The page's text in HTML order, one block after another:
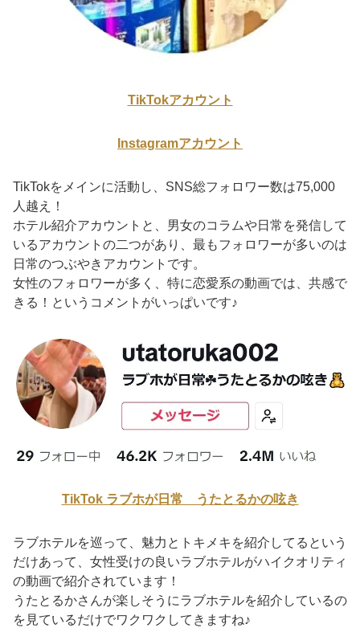
TikTokアカウント
Instagramアカウント
TikTokをメインに活動し、SNS総フォロワー数は75,000
人越え！
ホテル紹介アカウントと、男女のコラムや日常を発信して
いるアカウントの二つがあり、最もフォロワーが多いのは
日常のつぶやきアカウントです。
女性のフォロワーが多く、特に恋愛系の動画では、共感で
きる！というコメントがいっぱいです♪
TikTok ラブホが日常 うたとるかの呟き
ラブホテルを巡って、魅力とトキメキを紹介してるという
だけあって、女性受けの良いラブホテルがハイクオリティ
の動画で紹介されています！
うたとるかさんが楽しそうにラブホテルを紹介しているの
を見ているだけでワクワクしてきますね♪